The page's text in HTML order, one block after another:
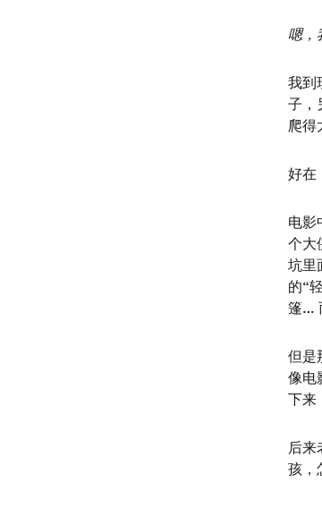
嗯，
我到
子，
爬得
好在
电影
个大
坑里
的“
篷…
但是
像电
下来
后来
孩，